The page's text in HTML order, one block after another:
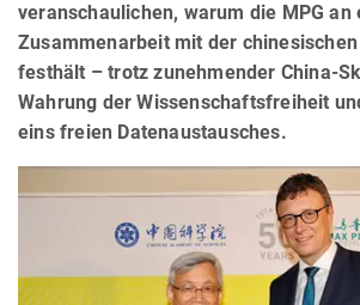
veranschaulichen, warum die MPG an
Zusammenarbeit mit der
festhält – trotz zunehmender China-
Wahrung der Wissenschaftsfreiheit
eins freien Datenaustausches.